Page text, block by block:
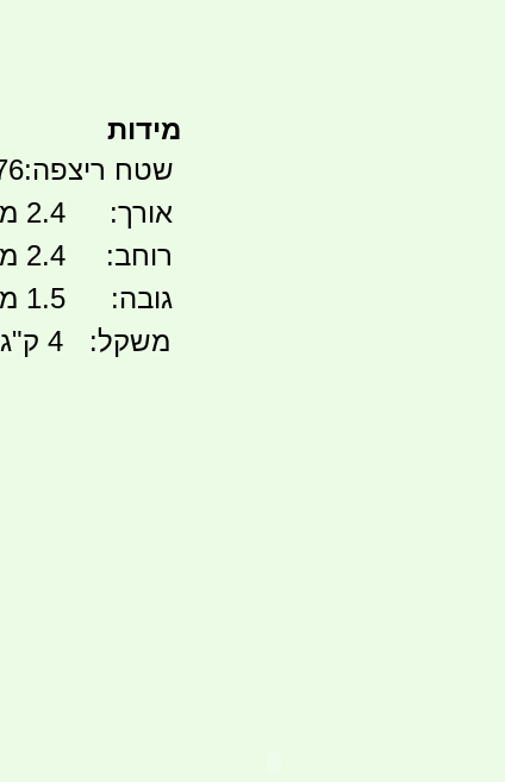
מידות
שטח ריצפה:
אורך:
2.4 מטרים
רוחב:
2.4 מטרים
גובה:
1.5 מטרים
משקל:
4 ק"ג